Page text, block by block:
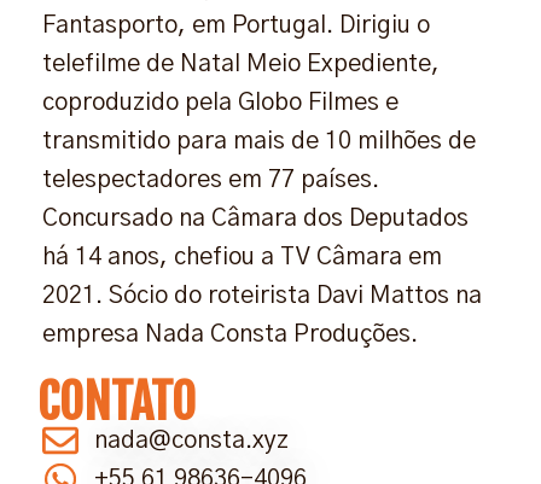
Fantasporto, em Portugal. Dirigiu o
telefilme de Natal Meio Expediente,
coproduzido pela Globo Filmes e
transmitido para mais de 10 milhões de
telespectadores em 77 países.
Concursado na Câmara dos Deputados
há 14 anos, chefiou a TV Câmara em
2021. Sócio do roteirista Davi Mattos na
empresa Nada Consta Produções.
CONTATO
nada@consta.xyz
+55 61 98636-4096